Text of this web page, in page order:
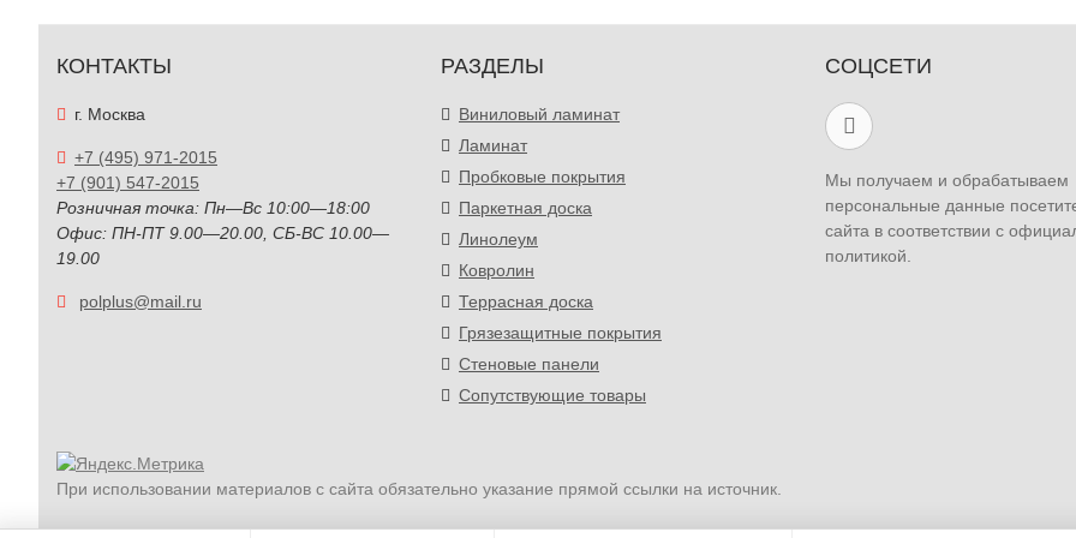
КОНТАКТЫ
г. Москва
+7 (495) 971-2015
+7 (901) 547-2015
Розничная точка: Пн—Вс 10:00—18:00
Офис: ПН-ПТ 9.00—20.00, СБ-ВС 10.00—
19.00
polplus@mail.ru
РАЗДЕЛЫ
Виниловый ламинат
Ламинат
Пробковые покрытия
Паркетная доска
Линолеум
Ковролин
Террасная доска
Грязезащитные покрытия
Стеновые панели
Сопутствующие товары
СОЦСЕТИ
Мы получаем и обрабатываем
персональные данные
сайта в соответствии с
политикой.
При использовании материалов с сайта обязательно указание прямой ссылки на источник.